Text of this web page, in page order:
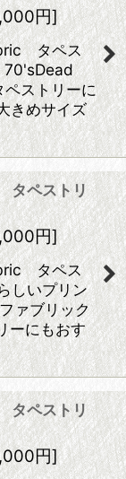
円]
タペス
ストリーに
きめサイズ
ペストリ
円]
タペス
いプリン
ァブリック
ーにもおす
ペストリ
円]